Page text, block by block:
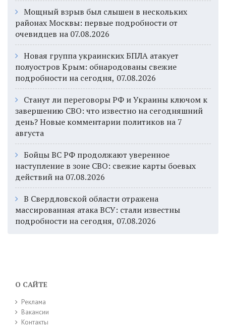
Мощный взрыв был слышен в нескольких
районах Москвы: первые подробности от
очевидцев на 07.08.2026
Новая группа украинских БПЛА атакует
полуостров Крым: обнародованы свежие
подробности на сегодня, 07.08.2026
Станут ли переговоры РФ и Украины ключом к
завершению СВО: что известно на сегодняшний
день? Новые комментарии политиков на 7
августа
Бойцы ВС РФ продолжают уверенное
наступление в зоне СВО: свежие карты боевых
действий на 07.08.2026
В Свердловской области отражена
массированная атака ВСУ: стали известны
подробности на сегодня, 07.08.2026
О САЙТЕ
Реклама
Вакансии
Контакты